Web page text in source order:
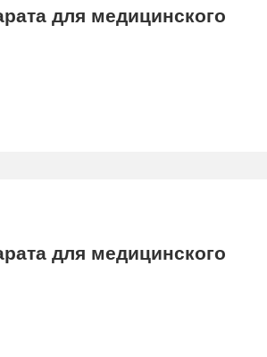
для медицинского
для медицинского